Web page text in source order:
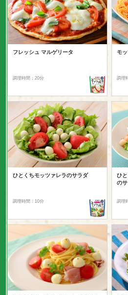
フレッシュ マルゲリータ
調理時間：20分
モ
調理
ひとくちモッツァレラのサラダ
調理時間：10分
ひ
の
調理